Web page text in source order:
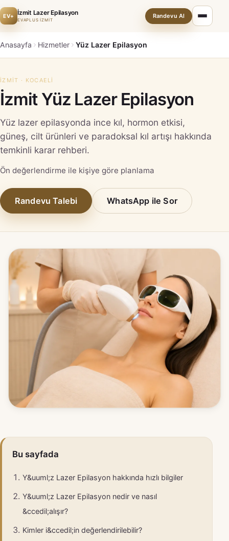
EV+ İzmit Lazer Epilasyon
EVAPLUS İZMİT
Randevu Al
Anasayfa Hizmetler Yüz Lazer Epilasyon
İZMIT · KOCAELI
İzmit Yüz Lazer Epilasyon
Yüz lazer epilasyonda ince kıl, hormon etkisi,
güneş, cilt ürünleri ve paradoksal kıl artışı hakkında
temkinli karar rehberi.
Ön değerlendirme ile kişiye göre planlama
Randevu Talebi WhatsApp ile Sor
Bu sayfada
Y&uuml;z Lazer Epilasyon hakkında hızlı bilgiler
Y&uuml;z Lazer Epilasyon nedir ve nasıl
&ccedil;alışır?
Kimler i&ccedil;in değerlendirilebilir?